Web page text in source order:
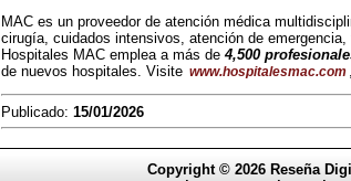
MAC es un proveedor de atención médica
cirugía, cuidados intensivos, atención de
Hospitales MAC emplea a más de 4,500
de nuevos hospitales. Visite www.hospitalesmac.com
Publicado: 15/01/2026
Copyright © 2026 Reseña